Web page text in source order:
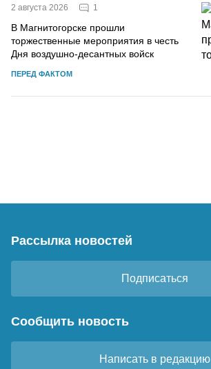
2 августа 2026 1
В Магнитогорске прошли
торжественные мероприятия в честь
Дня воздушно-десантных войск
ПЕРЕД ФАКТОМ
Рассылка новостей
Подписаться
Сообщить новость
Написать в редакцию